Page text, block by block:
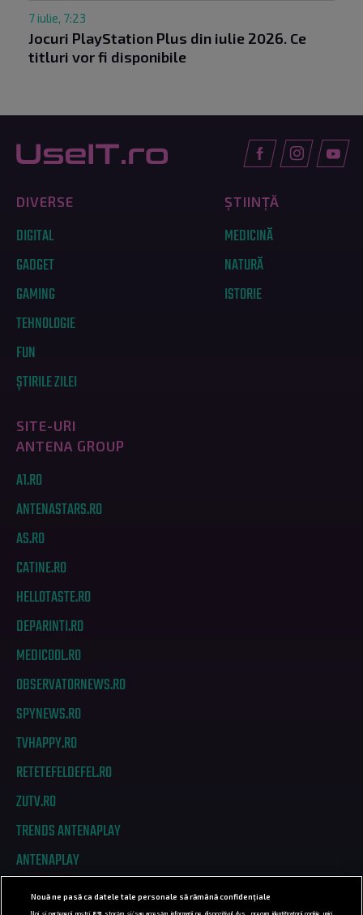
7 iulie, 7:23
Jocuri PlayStation Plus din iulie 2026. Ce
titluri vor fi disponibile
DIVERSE
DIGITAL
GADGET
GAMING
TEHNOLOGIE
FUN
ȘTIRILE ZILEI
ȘTIINȚĂ
MEDICINĂ
NATURĂ
ISTORIE
SITE-URI
ANTENA GROUP
A1.RO
ANTENASTARS.RO
AS.RO
CATINE.RO
HELLOTASTE.RO
DEPARINTI.RO
MEDICOOL.RO
OBSERVATORNEWS.RO
SPYNEWS.RO
TVHAPPY.RO
RETETEFELDEFEL.RO
ZUTV.RO
TRENDS ANTENAPLAY
ANTENAPLAY
PRIVACY
Nouă ne pasă ca datele tale personale să rămână confidențiale
Noi și partenerii noștri 831 stocăm și/sau accesăm informații pe dispozitivul dvs., precum identificatorii cookie unici